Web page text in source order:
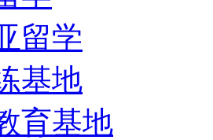
留学
基地
育基地